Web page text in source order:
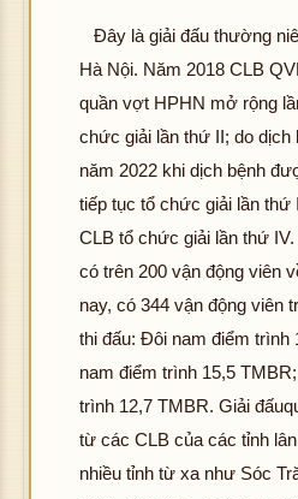
Đây là giải đấu thường
Hà Nội. Năm 2018 CLB
quần vợt HPHN mở rộng
chức giải lần thứ II; do
năm 2022 khi dịch bệnh
tiếp tục tổ chức giải lần thứ
CLB tổ chức giải lần thứ
có trên 200 vận động viên
nay, có 344 vận động viên
thi đấu: Đôi nam điểm trình
nam điểm trình 15,5
trình 12,7 TMBR. Giải
từ các CLB của các tỉnh
nhiều tỉnh từ xa như Sóc